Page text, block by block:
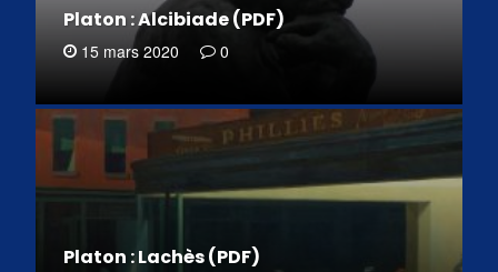
Platon : Alcibiade (PDF)
15 mars 2020 0
Platon : Lachès (PDF)